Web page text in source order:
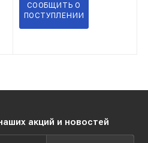
СООБЩИТЬ О
ПОСТУПЛЕНИИ
акций и новостей